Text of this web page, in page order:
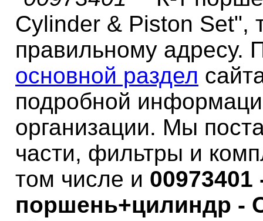
Cylinder & Piston Set",
правильному адресу.
основной раздел
подробной
организации. Мы
части, фильтры и
том числе и 00973401
поршень+цилиндр -